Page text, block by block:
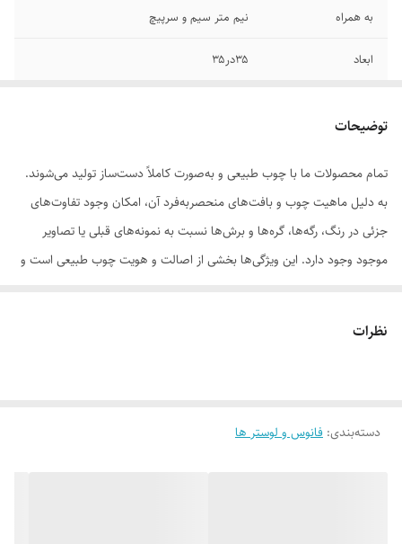
به همراه نیم متر سیم و سرپیچ
ابعاد ۳۵در۳۵
توضیحات
تمام محصولات ما با چوب طبیعی و به‌صورت کاملاً دست‌ساز تولید می‌شوند.
به دلیل ماهیت چوب و بافت‌های منحصر‌به‌فرد آن، امکان وجود تفاوت‌های
جزئی در رنگ، رگه‌ها، گره‌ها و برش‌ها نسبت به نمونه‌های قبلی یا تصاویر
موجود وجود دارد. این ویژگی‌ها بخشی از اصالت و هویت چوب طبیعی است و
سفارش به‌منزله‌ی پذیرش این موارد و آگاهی از ویژگی‌های طبیعی چوب هست
نظرات
دسته‌بندی: فانوس و لوستر ها